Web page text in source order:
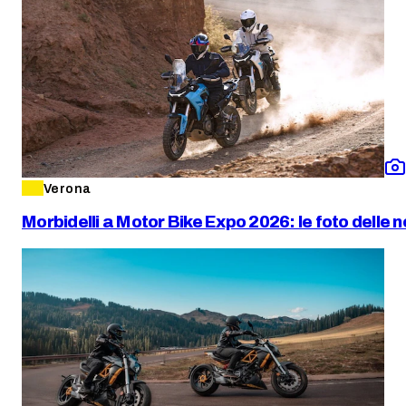
Verona
Morbidelli a Motor Bike Expo 2026: le foto delle